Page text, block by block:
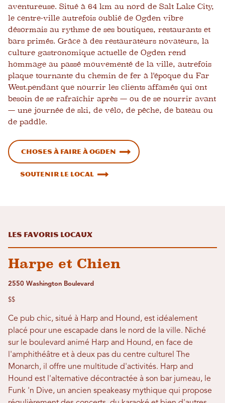
aventureuse. Situé à 64 km au nord de Salt Lake City,
le centre-ville autrefois oublié de Ogden vibre
désormais au rythme de ses boutiques, restaurants et
bars primés. Grâce à des restaurateurs novateurs, la
culture gastronomique actuelle de Ogden rend
hommage au passé mouvementé de la ville, autrefois
plaque tournante du chemin de fer à l'époque du Far
West.pendant que nourrir les clients affamés qui ont
besoin de se rafraîchir après — ou de se nourrir avant
— une journée de ski, de vélo, de pêche, de bateau ou
de paddle.
Choses à faire à Ogden
Soutenir le local
Les favoris locaux
Harpe et Chien
2550 Washington Boulevard
$$
Ce pub chic, situé à Harp and Hound, est idéalement
placé pour une escapade dans le nord de la ville. Niché
sur le boulevard animé Harp and Hound, en face de
l'amphithéâtre et à deux pas du centre culturel The
Monarch, il offre une multitude d'activités. Harp and
Hound est l'alternative décontractée à son bar jumeau, le
Funk 'n Dive, un ancien speakeasy mythique qui propose